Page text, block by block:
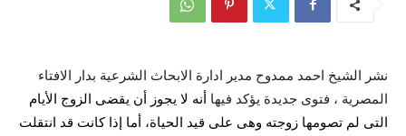
نشر الشيخ احمد ممدوح مدير ادارة الابحاث الشرعية بدار الافتاء
المصرية ، فتوى جديدة يؤكد فيها أنه لا يجوز أن يقضى الزوج الأيام
التى لم تصومها زوجته وهى على قيد الحياة، أما إذا كانت قد انتقلت